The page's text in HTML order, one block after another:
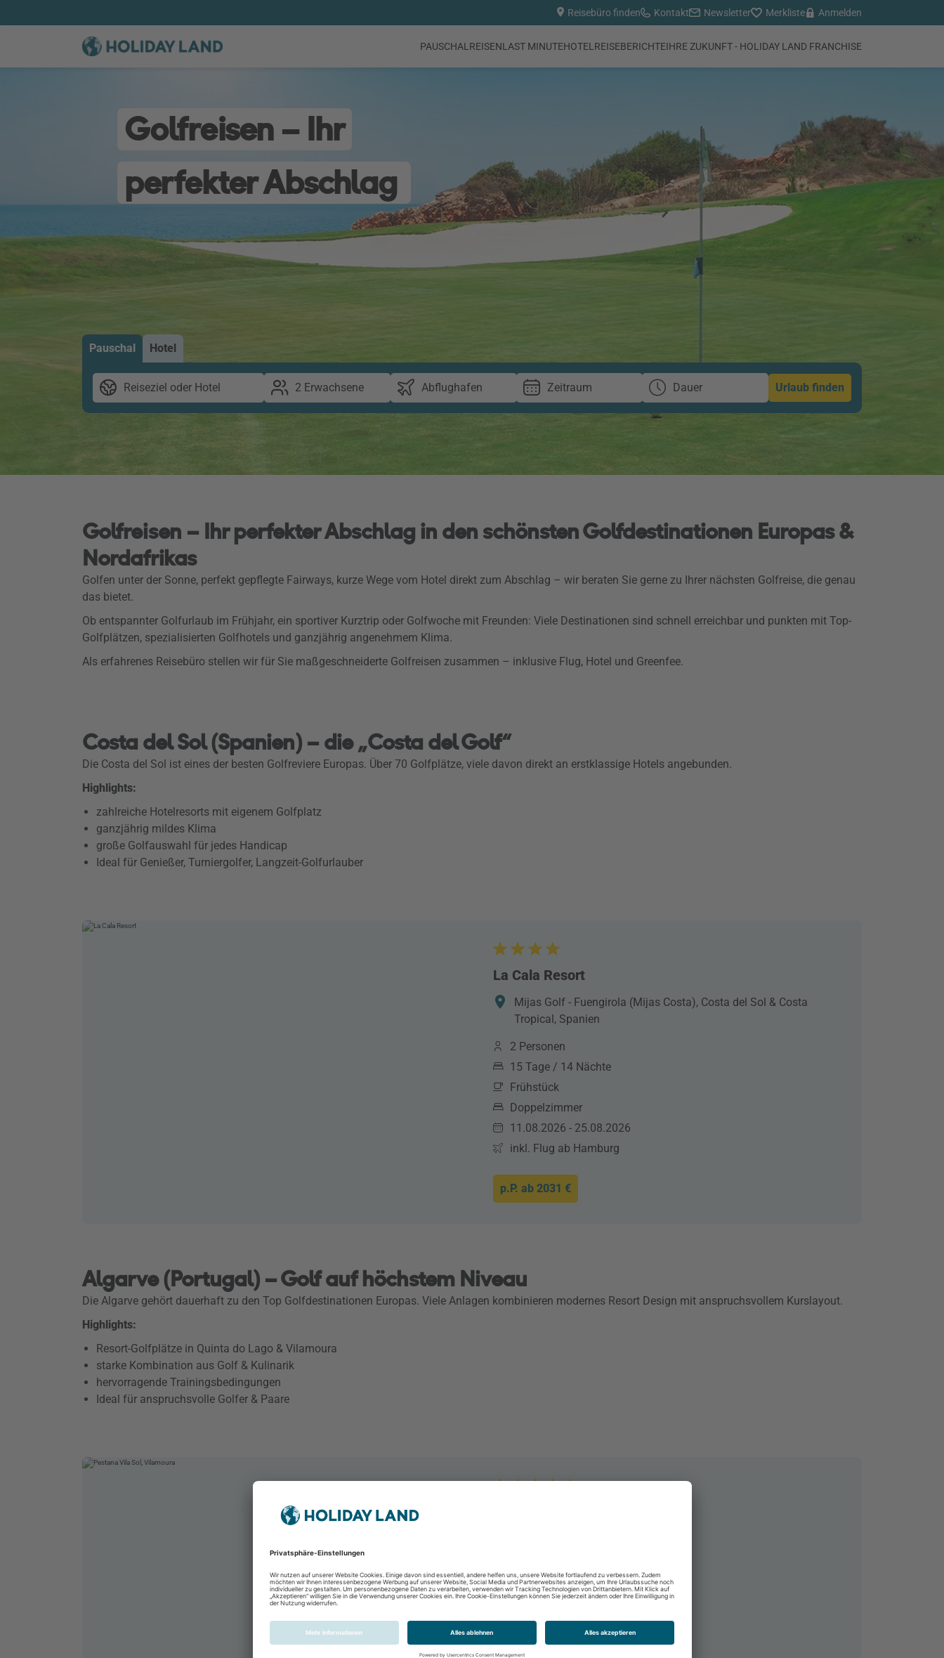
Reisebüro finden Kontakt Newsletter Merkliste Anmelden
PAUSCHALREISENLAST MINUTEHOTEL REISEBERICHTEIHRE ZUKUNFT - HOLIDAY LAND FRANCHISE
Golfreisen – Ihr
perfekter Abschlag
Pauschal Hotel
Reiseziel oder Hotel 2 Erwachsene Abflughafen Zeitraum Dauer Urlaub finden
Golfreisen – Ihr perfekter Abschlag in den schönsten Golfdestinationen Europas &
Nordafrikas
Golfen unter der Sonne, perfekt gepflegte Fairways, kurze Wege vom Hotel direkt zum Abschlag – wir beraten Sie gerne zu Ihrer nächsten Golfreise, die genau
das bietet.
Ob entspannter Golfurlaub im Frühjahr, ein sportiver Kurztrip oder Golfwoche mit Freunden: Viele Destinationen sind schnell erreichbar und punkten mit Top-
Golfplätzen, spezialisierten Golfhotels und ganzjährig angenehmem Klima.
Als erfahrenes Reisebüro stellen wir für Sie maßgeschneiderte Golfreisen zusammen – inklusive Flug, Hotel und Greenfee.
Costa del Sol (Spanien) – die „Costa del Golf“
Die Costa del Sol ist eines der besten Golfreviere Europas. Über 70 Golfplätze, viele davon direkt an erstklassige Hotels angebunden.
Highlights:
zahlreiche Hotelresorts mit eigenem Golfplatz
ganzjährig mildes Klima
große Golfauswahl für jedes Handicap
Ideal für Genießer, Turniergolfer, Langzeit-Golfurlauber
La Cala Resort
Mijas Golf - Fuengirola (Mijas Costa), Costa del Sol & Costa
Tropical, Spanien
2 Personen
15 Tage / 14 Nächte
Frühstück
Doppelzimmer
11.08.2026 - 25.08.2026
inkl. Flug ab Hamburg
p.P. ab 2031 €
Algarve (Portugal) – Golf auf höchstem Niveau
Die Algarve gehört dauerhaft zu den Top Golfdestinationen Europas. Viele Anlagen kombinieren modernes Resort Design mit anspruchsvollem Kurslayout.
Highlights:
Resort-Golfplätze in Quinta do Lago & Vilamoura
starke Kombination aus Golf & Kulinarik
hervorragende Trainingsbedingungen
Ideal für anspruchsvolle Golfer & Paare
8 Tage / 7 Nächte
laut Beschreibung
28.10.2026 - 04.11.2026